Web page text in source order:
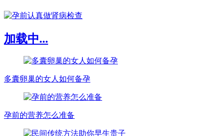
加载中...
多囊卵巢的女人如何备孕
孕前的营养怎么准备